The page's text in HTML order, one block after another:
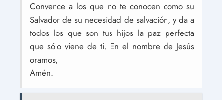
Convence a los que no te conocen como su
Salvador de su necesidad de salvación, y da a
todos los que son tus hijos la paz perfecta
que sólo viene de ti. En el nombre de Jesús
oramos,
Amén.